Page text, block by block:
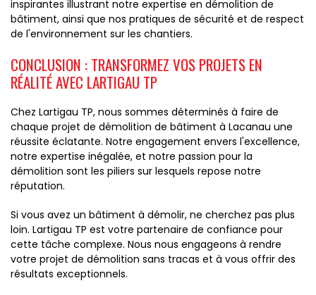
inspirantes illustrant notre expertise en démolition de
bâtiment, ainsi que nos pratiques de sécurité et de respect
de l'environnement sur les chantiers.
CONCLUSION : TRANSFORMEZ VOS PROJETS EN
RÉALITÉ AVEC LARTIGAU TP
Chez Lartigau TP, nous sommes déterminés à faire de
chaque projet de démolition de bâtiment à Lacanau une
réussite éclatante. Notre engagement envers l'excellence,
notre expertise inégalée, et notre passion pour la
démolition sont les piliers sur lesquels repose notre
réputation.
Si vous avez un bâtiment à démolir, ne cherchez pas plus
loin. Lartigau TP est votre partenaire de confiance pour
cette tâche complexe. Nous nous engageons à rendre
votre projet de démolition sans tracas et à vous offrir des
résultats exceptionnels.